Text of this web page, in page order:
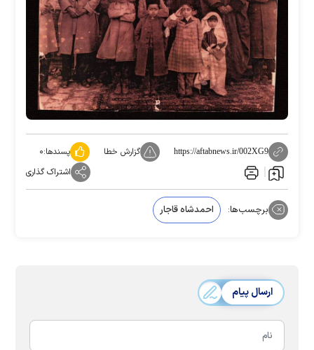
https://aftabnews.ir/002XG9 گزارش خطا پسندها:۰
اشتراک گذاری
برچسب‌ها: احمدشاه قاجار
ارسال پیام